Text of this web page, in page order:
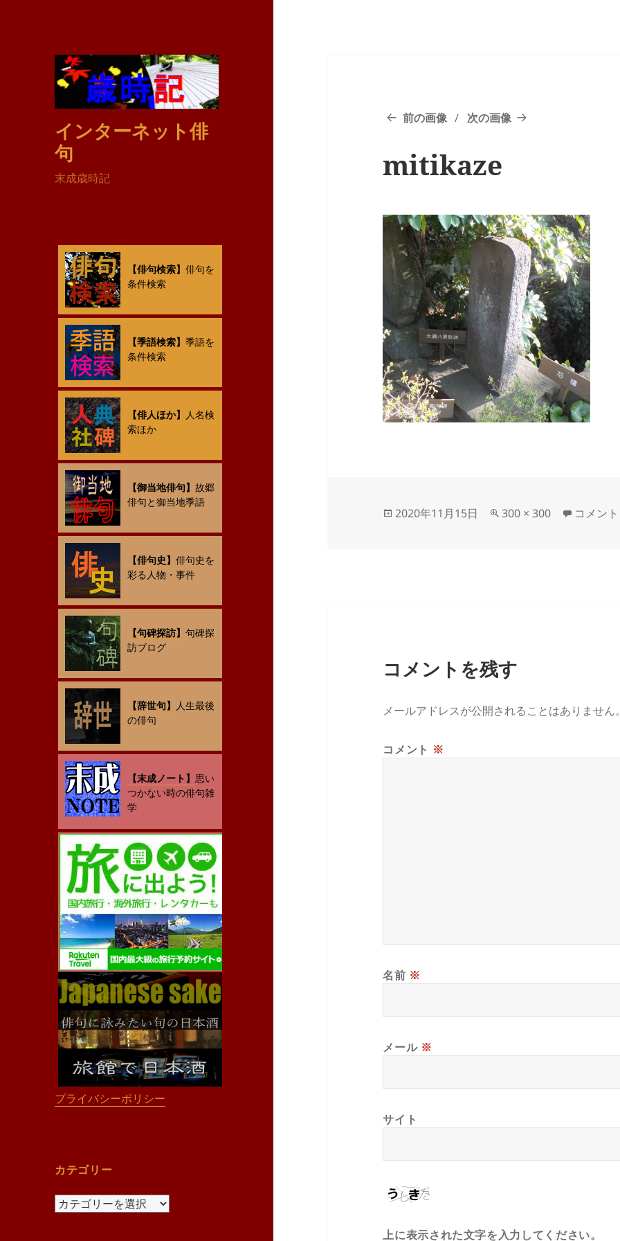
インターネット俳
句
末成歳時記
【俳句検索】俳句を
条件検索
【季語検索】季語を
条件検索
【俳人ほか】 人名検
索ほか
【御当地俳句】故郷
俳句と御当地季語
【俳句史】俳句史を
彩る人物・事件
【句碑探訪】句碑探
訪ブログ
【辞世句】 人生最後
の俳句
【末成ノート】 思い
つかない時の俳句雑
学
プライバシーポリシー
カテゴリー
カ
前の画像 次の画像
mitikaze
投
2020年11月15日
フ
300 × 300 コメン
コメントを残す
メールアドレスが公開されることはありません。
コメント ※
名前 ※
メール ※
サイト
上に表示された文字を入力してください。